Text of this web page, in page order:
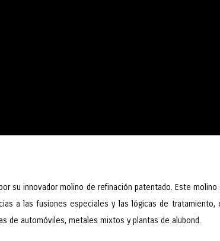
su innovador molino de refinación patentado. Este
a las fusiones especiales y las lógicas de
de automóviles, metales mixtos y plantas de alubond.